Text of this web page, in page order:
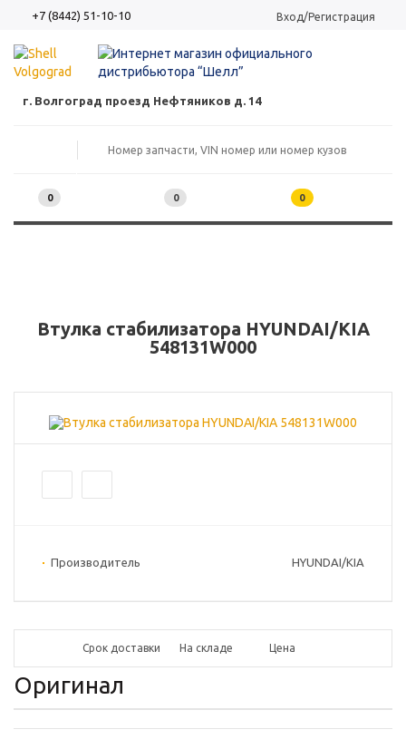
+7 (8442) 51-10-10 Вход/Регистрация
г. Волгоград проезд Нефтяников д. 14
0 0 0
Втулка стабилизатора HYUNDAI/KIA
548131W000
Производитель HYUNDAI/KIA
Срок доставки На складе Цена
Оригинал